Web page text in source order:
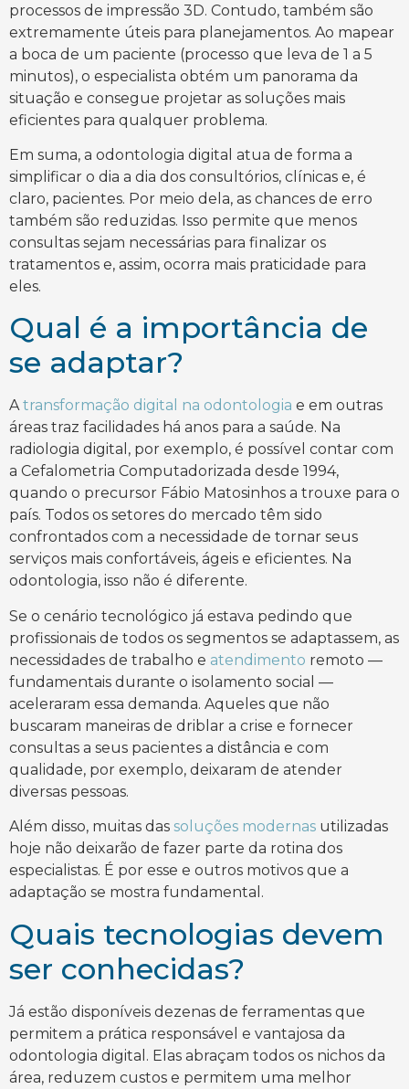
processos de impressão 3D. Contudo, também são
extremamente úteis para planejamentos. Ao mapear
a boca de um paciente (processo que leva de 1 a 5
minutos), o especialista obtém um panorama da
situação e consegue projetar as soluções mais
eficientes para qualquer problema.
Em suma, a odontologia digital atua de forma a
simplificar o dia a dia dos consultórios, clínicas e, é
claro, pacientes. Por meio dela, as chances de erro
também são reduzidas. Isso permite que menos
consultas sejam necessárias para finalizar os
tratamentos e, assim, ocorra mais praticidade para
eles.
Qual é a importância de
se adaptar?
Atransformação digital na odontologia e em outras
áreas traz facilidades há anos para a saúde. Na
radiologia digital, por exemplo, é possível contar com
a Cefalometria Computadorizada desde 1994,
quando o precursor Fábio Matosinhos a trouxe para o
país. Todos os setores do mercado têm sido
confrontados com a necessidade de tornar seus
serviços mais confortáveis, ágeis e eficientes. Na
odontologia, isso não é diferente.
Se o cenário tecnológico já estava pedindo que
profissionais de todos os segmentos se adaptassem, as
necessidades de trabalho e atendimento remoto —
fundamentais durante o isolamento social —
aceleraram essa demanda. Aqueles que não
buscaram maneiras de driblar a crise e fornecer
consultas a seus pacientes a distância e com
qualidade, por exemplo, deixaram de atender
diversas pessoas.
Além disso, muitas das soluções modernas utilizadas
hoje não deixarão de fazer parte da rotina dos
especialistas. É por esse e outros motivos que a
adaptação se mostra fundamental.
Quais tecnologias devem
ser conhecidas?
Já estão disponíveis dezenas de ferramentas que
permitem a prática responsável e vantajosa da
odontologia digital. Elas abraçam todos os nichos da
área, reduzem custos e permitem uma melhor